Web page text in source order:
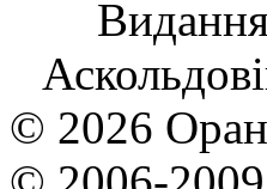
© 2026